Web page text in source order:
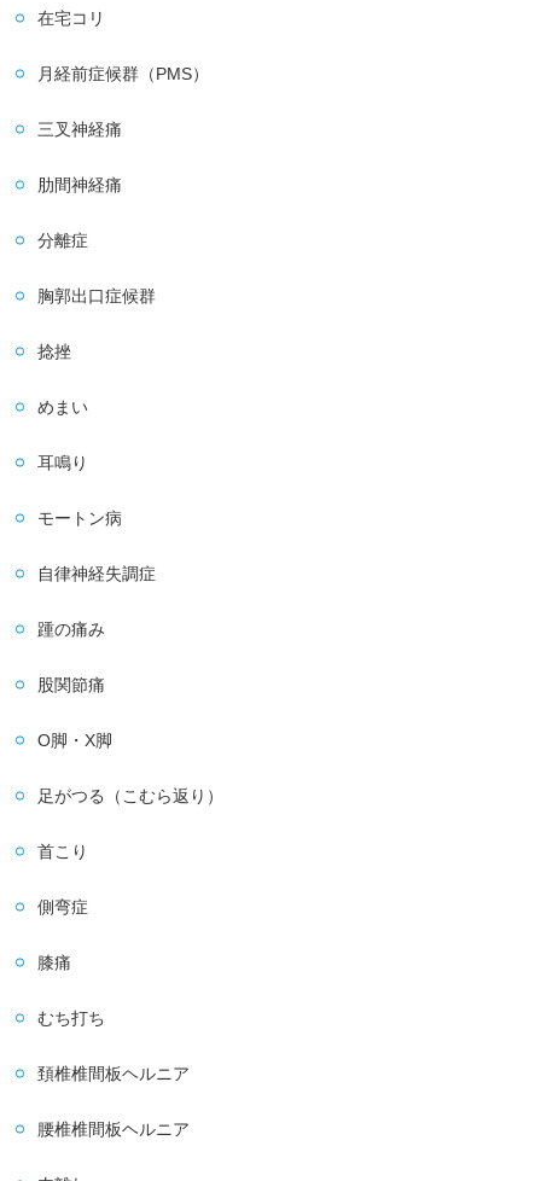
在宅コリ
月経前症候群（PMS）
三叉神経痛
肋間神経痛
分離症
胸郭出口症候群
捻挫
めまい
耳鳴り
モートン病
自律神経失調症
踵の痛み
股関節痛
O脚・X脚
足がつる（こむら返り）
首こり
側弯症
膝痛
むち打ち
頚椎椎間板ヘルニア
腰椎椎間板ヘルニア